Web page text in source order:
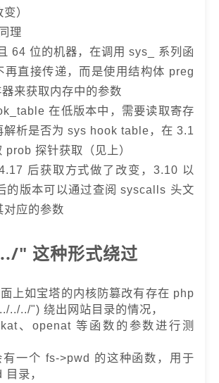
）
理
64 位的机器，在调用 sys_ 系列函
再直接传递，而是使用结构体 preg
来获取内存中的参数
在低版本中，需要读取寄存
解析是否为 sys hook table，在 3.1
prob 探针获取（见上）
后获取方式做了改变，3.10 以
的版本可以通过查阅 syscalls 头文
对应的参数
" 这种形式绕过
上如宝塔的内核防篡改有存在 php
../../") 绕出网站目录的情况，
、openat 等函数的参数进行测
一个 fs->pwd 的这种函数，用于
录，